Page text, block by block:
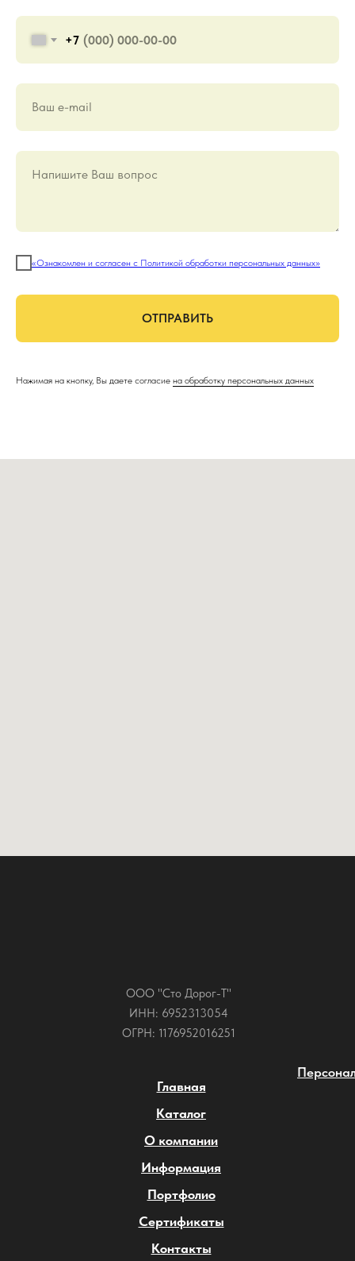
+7
Ваш е-mail
Напишите Ваш вопрос
«Ознакомлен и согласен с Политикой обработки персональных данных»
ОТПРАВИТЬ
Нажимая на кнопку, Вы даете согласие на обработку персональных данных
ООО "Сто Дорог-Т"
ИНН: 6952313054
ОГРН: 1176952016251
Главная
Каталог
О компании
Информация
Портфолио
Сертификаты
Контакты